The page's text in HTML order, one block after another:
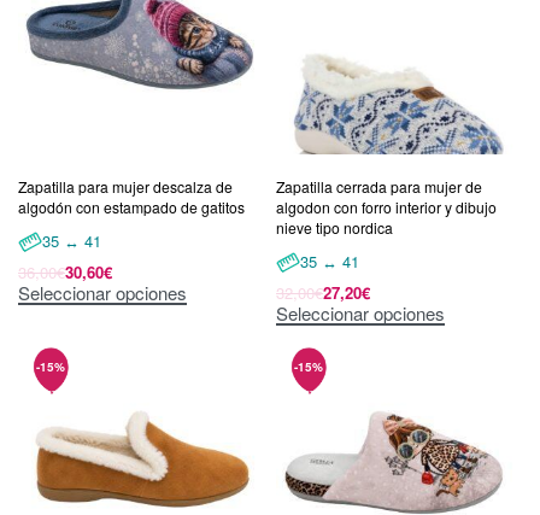
Zapatilla para mujer descalza de
algodón con estampado de gatitos
35 ↔ 41
36,00€30,60€
Seleccionar opciones
Zapatilla cerrada para mujer de
algodon con forro interior y dibujo
nieve tipo nordica
35 ↔ 41
32,00€27,20€
Seleccionar opciones